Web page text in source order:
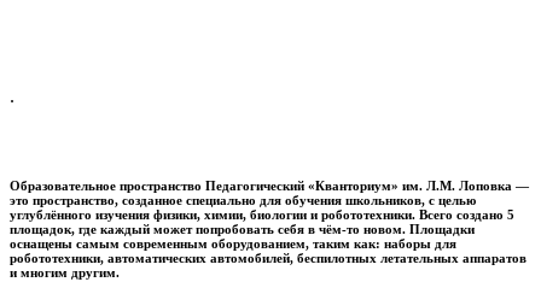
.
Образовательное пространство Педагогический «Кванториум» им. Л.М. Лоповка —
это пространство, созданное специально для обучения школьников, с целью
углублённого изучения физики, химии, биологии и робототехники. Всего создано 5
площадок, где каждый может попробовать себя в чём-то новом. Площадки
оснащены самым современным оборудованием, таким как: наборы для
робототехники, автоматических автомобилей, беспилотных летательных аппаратов
и многим другим.